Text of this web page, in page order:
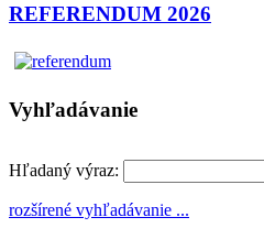
REFERENDUM 2026
Vyhľadávanie
Hľadaný výraz:
rozšírené vyhľadávanie ...